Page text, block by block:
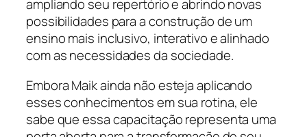
ampliando seu repertório e abrindo novas
possibilidades para a construção de um
ensino mais inclusivo, interativo e alinhado
com as necessidades da sociedade.
Embora Maik ainda não esteja aplicando
esses conhecimentos em sua rotina, ele
sabe que essa capacitação representa uma